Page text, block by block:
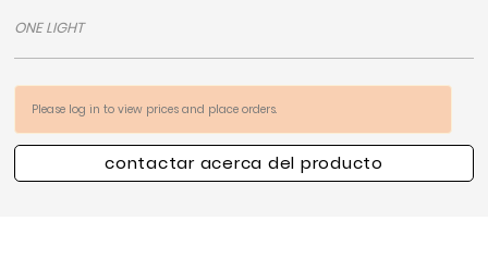
ONE LIGHT
Please log in to view prices and place orders.
contactar acerca del producto